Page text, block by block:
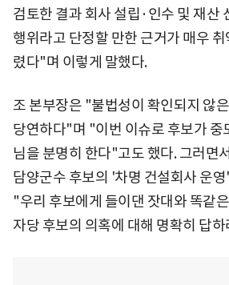
검토한 결과 회사 설립·인수 및 재산
행위라고 단정할 만한 근거가 매우
렸다"며 이렇게 말했다.
조 본부장은 "불법성이 확인되지 않
당연하다"며 "이번 이슈로 후보가 중
님을 분명히 한다"고도 했다. 그러면
담양군수 후보의 '차명 건설회사 운
"우리 후보에게 들이댄 잣대와 똑같
자당 후보의 의혹에 대해 명확히 답